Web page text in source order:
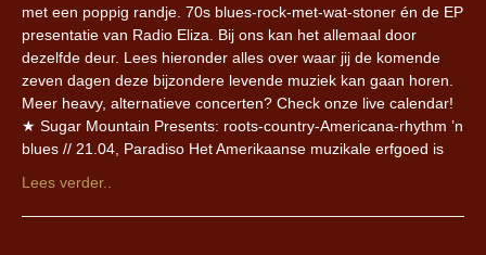
met een poppig randje. 70s blues-rock-met-wat-stoner én de EP
presentatie van Radio Eliza. Bij ons kan het allemaal door
dezelfde deur. Lees hieronder alles over waar jij de komende
zeven dagen deze bijzondere levende muziek kan gaan horen.
Meer heavy, alternatieve concerten? Check onze live calendar!
★ Sugar Mountain Presents: roots-country-Americana-rhythm ’n
blues // 21.04, Paradiso Het Amerikaanse muzikale erfgoed is
Lees verder..